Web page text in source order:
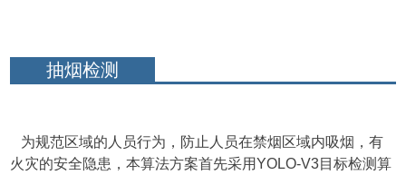
抽烟检测
为规范区域的人员行为，防止人员在禁烟区域内吸烟，有
火灾的安全隐患，本算法方案首先采用YOLO-V3目标检测算